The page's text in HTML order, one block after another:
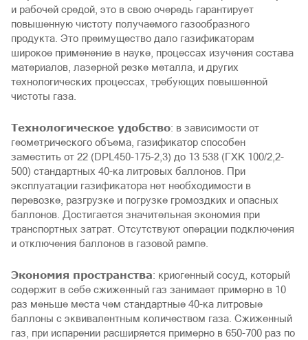
и рабочей средой, это в свою очередь гарантирует
повышенную чистоту получаемого газообразного
продукта. Это преимущество дало газификаторам
широкое применение в науке, процессах изучения состава
материалов, лазерной резке металла, и других
технологических процессах, требующих повышенной
чистоты газа.
Технологическое удобство: в зависимости от
геометрического объема, газификатор способен
заместить от 22 (DPL450-175-2,3) до 13 538 (ГХК 100/2,2-
500) стандартных 40-ка литровых баллонов. При
эксплуатации газификатора нет необходимости в
перевозке, разгрузке и погрузке громоздких и опасных
баллонов. Достигается значительная экономия при
транспортных затрат. Отсутствуют операции подключения
и отключения баллонов в газовой рампе.
Экономия пространства: криогенный сосуд, который
содержит в себе сжиженный газ занимает примерно в 10
раз меньше места чем стандартные 40-ка литровые
баллоны с эквивалентным количеством газа. Сжиженный
газ, при испарении расширяется примерно в 650-700 раз по